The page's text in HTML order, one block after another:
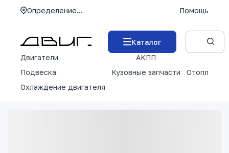
Определение... Помощь
Каталог
Двигатели
АКПП
Подвеска
Кузовные запчасти
Отопление
Охлаждение двигателя